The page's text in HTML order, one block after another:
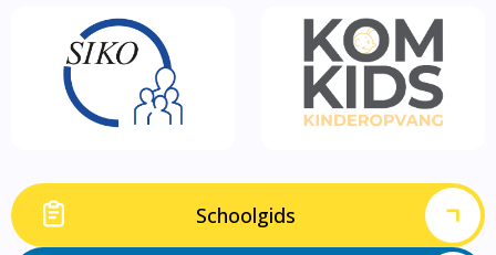
Schoolgids